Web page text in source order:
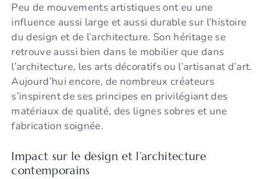
Peu de mouvements artistiques ont eu une
influence aussi large et aussi durable sur l’histoire
du design et de l’architecture. Son héritage se
retrouve aussi bien dans le mobilier que dans
l’architecture, les arts décoratifs ou l’artisanat d’art.
Aujourd’hui encore, de nombreux créateurs
s’inspirent de ses principes en privilégiant des
matériaux de qualité, des lignes sobres et une
fabrication soignée.
Impact sur le design et l’architecture
contemporains